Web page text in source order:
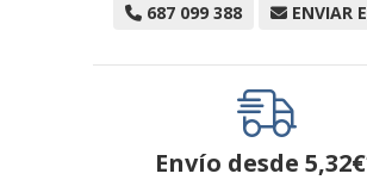
687 099 388 ENVIAR
Envío desde 5,32€